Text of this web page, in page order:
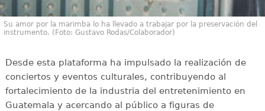
Su amor por la marimba lo ha llevado a trabajar por la preservación del
instrumento. (Foto: Gustavo Rodas/Colaborador)
Desde esta plataforma ha impulsado la realización de
conciertos y eventos culturales, contribuyendo al
fortalecimiento de la industria del entretenimiento en
Guatemala y acercando al público a figuras de